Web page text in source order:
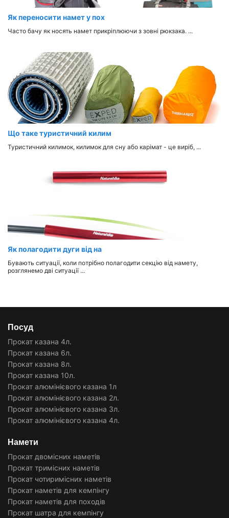
Як переносити намет у пох
Часто бачу як носять намет прикріплюючи з зовні рюкзака. ...
Що таке туристичний килим
Туристичний килимок, килимок для сну або карімат - це виріб, ...
Як полагодити дуги від на
Бувають ситуації, коли потрібно полагодити секцію від намету,
розглянемо дві ситуації ...
Посуд
Прокат казана 4л.
Прокат казана 6л.
Прокат казана 8л.
Прокат казана 10л.
Прокат алюмінієвого казана 1л
Прокат алюмінієвого казана 2л.
Прокат алюмінієвого казана 3л.
Прокат алюмінієвого казана 4л.
Намети
Прокат двомісних наметів
Прокат тримісних наметів
Прокат чотиримісних наметів
Прокат наметів для кемпінгу
Прокат наметів для походів
Прокат шатра для кемпінгу